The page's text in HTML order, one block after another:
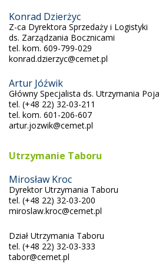
Konrad Dzierżyc
Z-ca Dyrektora Sprzedaży i Logistyki
ds. Zarządzania Bocznicami
tel. kom. 609-799-029
konrad.dzierzyc@cemet.pl
Artur Jóźwik
Główny Specjalista ds. Utrzymania
tel. (+48 22) 32-03-211
tel. kom. 601-206-607
artur.jozwik@cemet.pl
Utrzymanie Taboru
Mirosław Kroc
Dyrektor Utrzymania Taboru
tel. (+48 22) 32-03-200
miroslaw.kroc@cemet.pl
Dział Utrzymania Taboru
tel. (+48 22) 32-03-333
tabor@cemet.pl